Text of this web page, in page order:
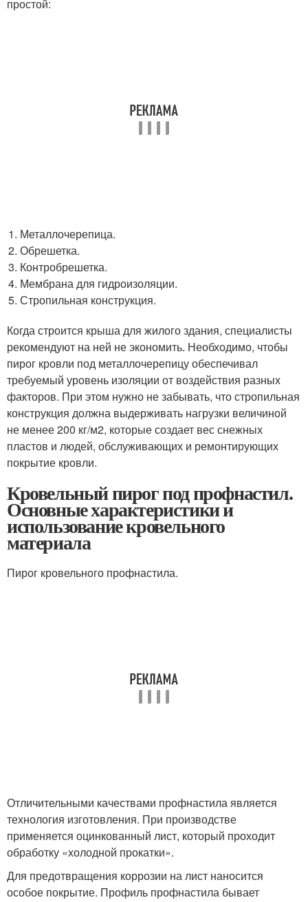
простой:
Металлочерепица.
Обрешетка.
Контробрешетка.
Мембрана для гидроизоляции.
Стропильная конструкция.
Когда строится крыша для жилого здания, специалисты
рекомендуют на ней не экономить. Необходимо, чтобы
пирог кровли под металлочерепицу обеспечивал
требуемый уровень изоляции от воздействия разных
факторов. При этом нужно не забывать, что стропильная
конструкция должна выдерживать нагрузки величиной
не менее 200 кг/м2, которые создает вес снежных
пластов и людей, обслуживающих и ремонтирующих
покрытие кровли.
Кровельный пирог под профнастил.
Основные характеристики и
использование кровельного
материала
Пирог кровельного профнастила.
Отличительными качествами профнастила является
технология изготовления. При производстве
применяется оцинкованный лист, который проходит
обработку «холодной прокатки».
Для предотвращения коррозии на лист наносится
особое покрытие. Профиль профнастила бывает